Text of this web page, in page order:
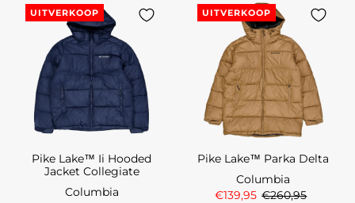
UITVERKOOP
Pike Lake™ Ii Hooded
Jacket Collegiate
Columbia
UITVERKOOP
Pike Lake™ Parka Delta
Columbia
€139,95 €260,95